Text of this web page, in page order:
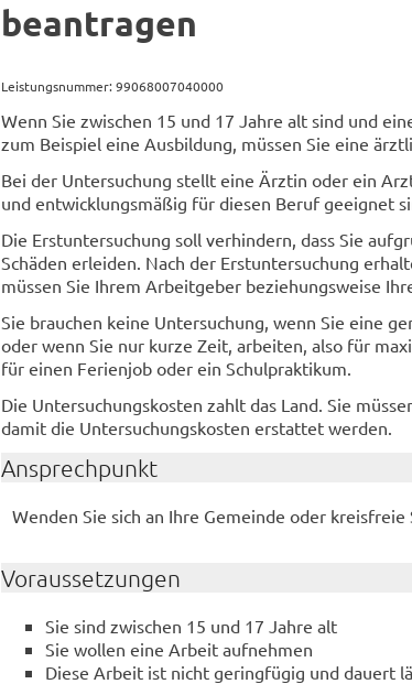
beantragen
Leistungsnummer: 99068007040000
Wenn Sie zwischen 15 und 17 Jahre alt sind und
zum Beispiel eine Ausbildung, müssen Sie eine
Bei der Untersuchung stellt eine Ärztin oder ein
und entwicklungsmäßig für diesen Beruf geeignet
Die Erstuntersuchung soll verhindern, dass Sie
Schäden erleiden. Nach der Erstuntersuchung
müssen Sie Ihrem Arbeitgeber beziehungsweise
Sie brauchen keine Untersuchung, wenn Sie eine
oder wenn Sie nur kurze Zeit, arbeiten, also für
für einen Ferienjob oder ein Schulpraktikum.
Die Untersuchungskosten zahlt das Land. Sie
damit die Untersuchungskosten erstattet werden.
Ansprechpunkt
Wenden Sie sich an Ihre Gemeinde oder kreisfreie
Voraussetzungen
Sie sind zwischen 15 und 17 Jahre alt
Sie wollen eine Arbeit aufnehmen
Diese Arbeit ist nicht geringfügig und dauert